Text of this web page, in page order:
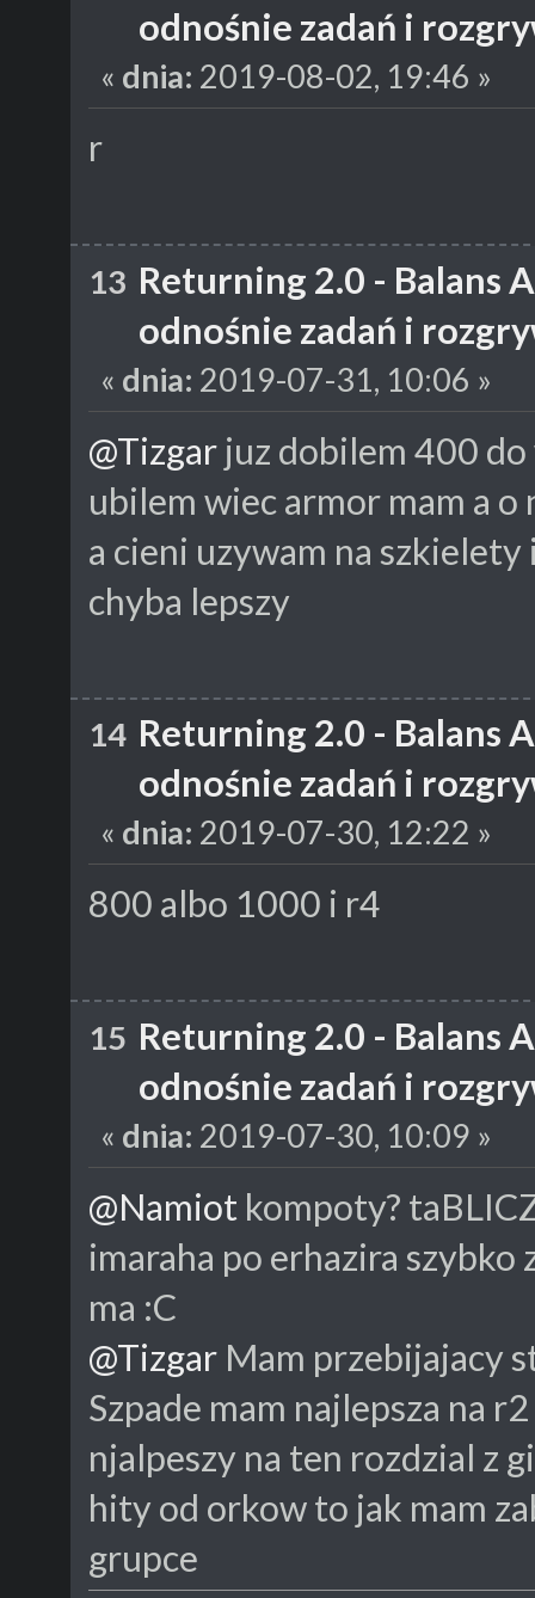
odnośnie zadań i
« dnia: 2019-08-02, 19:46 »
r
13 Returning 2.0 - Balans
odnośnie zadań i
« dnia: 2019-07-31, 10:06 »
@Tizgarjuz dobilem 400
ubilem wiec armor mam a
a cieni uzywam na
chyba lepszy
14 Returning 2.0 - Balans
odnośnie zadań i
« dnia: 2019-07-30, 12:22 »
800 albo 1000 i r4
15 Returning 2.0 - Balans
odnośnie zadań i
« dnia: 2019-07-30, 10:09 »
@Namiot kompoty?
imaraha po erhazira
ma :C
@TizgarMam przebijajacy
Szpade mam najlepsza na
njalpeszy na ten rozdzial z
hity od orkow to jak mam
grupce